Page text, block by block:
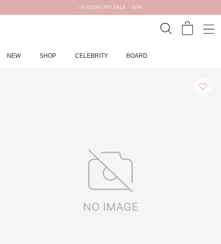
SEASON OFF SALE ~ 80%
NEW SHOP CELEBRITY BOARD